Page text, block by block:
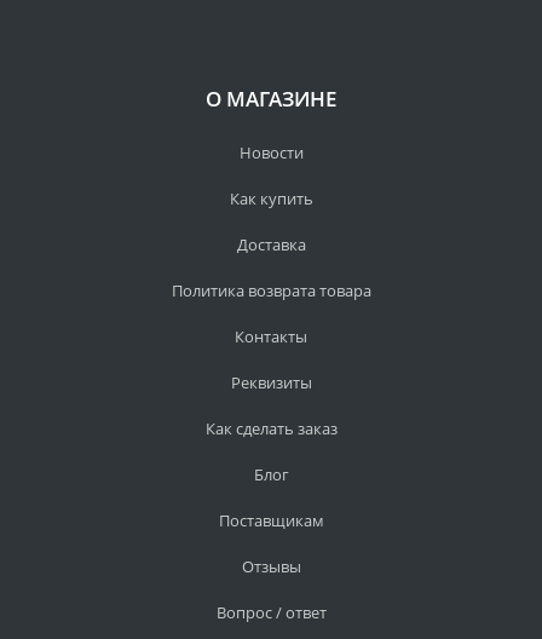
О МАГАЗИНЕ
Новости
Как купить
Доставка
Политика возврата товара
Контакты
Реквизиты
Как сделать заказ
Блог
Поставщикам
Отзывы
Вопрос / ответ